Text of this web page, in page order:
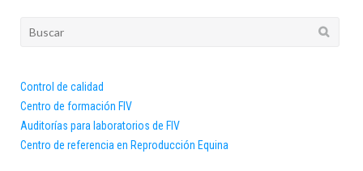
Buscar:
Control de calidad
Centro de formación FIV
Auditorías para laboratorios de FIV
Centro de referencia en Reproducción Equina